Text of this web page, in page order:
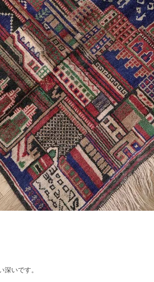
いです。